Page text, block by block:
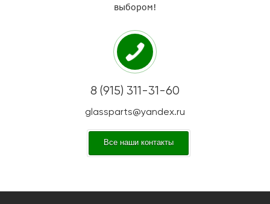
выбором!
8 (915) 311-31-60
glassparts@yandex.ru
Все наши контакты